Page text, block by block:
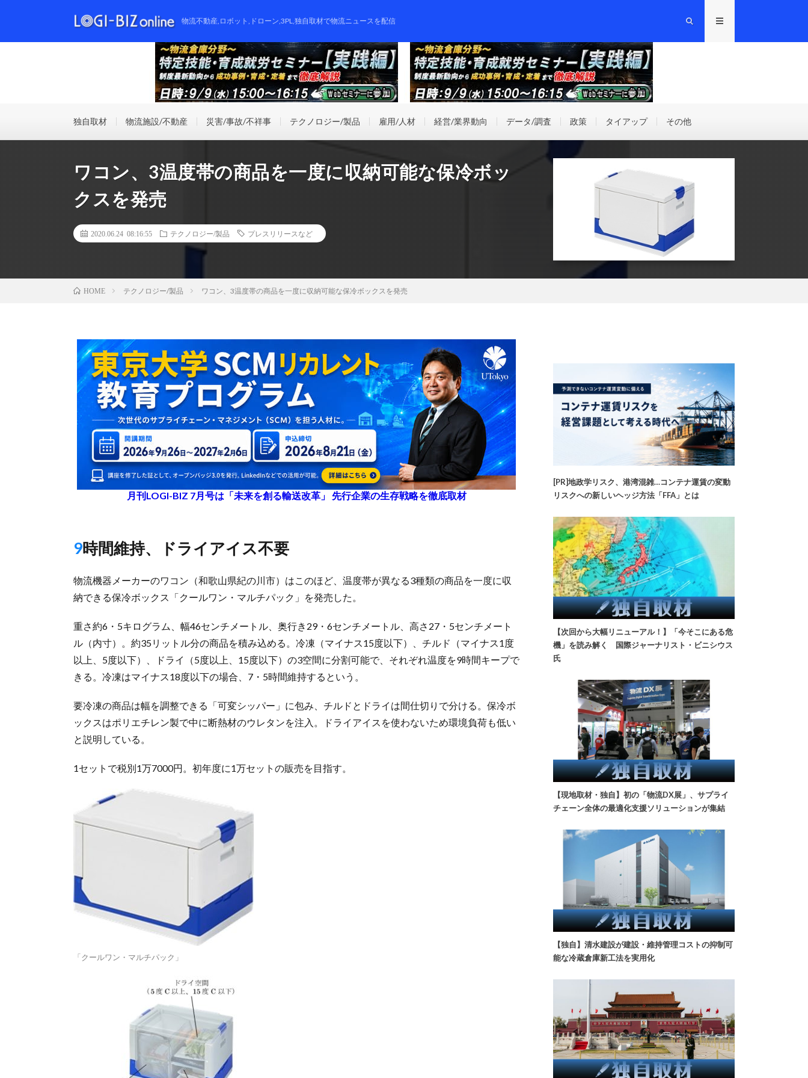
物流不動産,ロボット,ドローン,3PL,独自取材で物流ニュースを配信
独自取材 物流施設/不動産 災害/事故/不祥事 テクノロジー/製品 雇用/人材 経営/業界動向 データ/調査 政策 タイアップ その他
ワコン、3温度帯の商品を一度に収納可能な保冷ボッ
クスを発売
2020.06.24 08:16:55 テクノロジー/製品 プレスリリースなど
HOME テクノロジー/製品 ワコン、3温度帯の商品を一度に収納可能な保冷ボックスを発売
月刊LOGI-BIZ 7月号は「未来を創る輸送改革」 先行企業の生存戦略を徹底取材
9時間維持、ドライアイス不要
物流機器メーカーのワコン（和歌山県紀の川市）はこのほど、温度帯が異なる3種類の商品を一度に収
納できる保冷ボックス「クールワン・マルチパック」を発売した。
重さ約6・5キログラム、幅46センチメートル、奥行き29・6センチメートル、高さ27・5センチメート
ル（内寸）。約35リットル分の商品を積み込める。冷凍（マイナス15度以下）、チルド（マイナス1度
以上、5度以下）、ドライ（5度以上、15度以下）の3空間に分割可能で、それぞれ温度を9時間キープで
きる。冷凍はマイナス18度以下の場合、7・5時間維持するという。
要冷凍の商品は幅を調整できる「可変シッパー」に包み、チルドとドライは間仕切りで分ける。保冷ボ
ックスはポリエチレン製で中に断熱材のウレタンを注入。ドライアイスを使わないため環境負荷も低い
と説明している。
1セットで税別1万7000円。初年度に1万セットの販売を目指す。
「クールワン・マルチパック」
[PR]地政学リスク、港湾混雑…コンテナ運賃の変動
リスクへの新しいヘッジ方法「FFA」とは
【次回から大幅リニューアル！】「今そこにある危
機」を読み解く 国際ジャーナリスト・ビニシウス
氏
【現地取材・独自】初の「物流DX展」、サプライ
チェーン全体の最適化支援ソリューションが集結
【独自】清水建設が建設・維持管理コストの抑制可
能な冷蔵倉庫新工法を実用化